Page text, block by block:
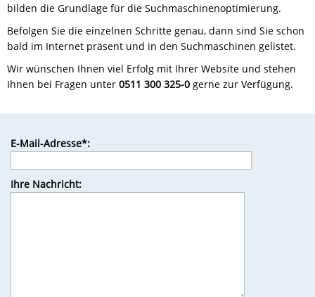
bilden die Grundlage für die Suchmaschinenoptimierung.
Befolgen Sie die einzelnen Schritte genau, dann sind Sie schon
bald im Internet präsent und in den Suchmaschinen gelistet.
Wir wünschen Ihnen viel Erfolg mit Ihrer Website und stehen
Ihnen bei Fragen unter 0511 300 325-0 gerne zur Verfügung.
lasse
dieses
Feld
leer.
E-Mail-Adresse*:
Ihre Nachricht: